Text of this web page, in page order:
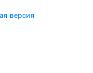
версия